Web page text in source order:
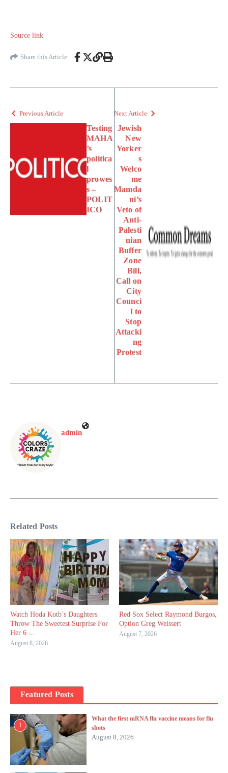
Source link
Share this Article
Previous Article
Testing
MAHA
’s
politica
l
prowes
s –
POLIT
ICO
Next Article
Jewish
New
Yorker
s
Welco
me
Mamda
ni’s
Veto of
Anti-
Palesti
nian
Buffer
Zone
Bill,
Call on
City
Counci
l to
Stop
Attacki
ng
Protest
admin
Related Posts
Watch Hoda Kotb’s Daughters
Throw The Sweetest Surprise For
Her 6 ...
August 8, 2026
Red Sox Select Raymond Burgos,
Option Greg Weissert
August 7, 2026
Featured Posts
1
What the first mRNA flu vaccine means for flu
shots
August 8, 2026